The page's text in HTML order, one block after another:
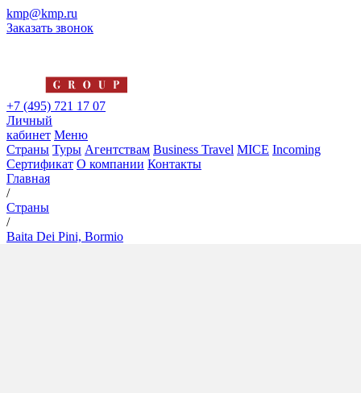
kmp@kmp.ru
Заказать звонок
+7 (495) 721 17 07
Личный
кабинет Меню
Страны Туры Агентствам Business Travel MICE Incoming
Сертификат О компании Контакты
Главная
/
Страны
/
Baita Dei Pini, Bormio